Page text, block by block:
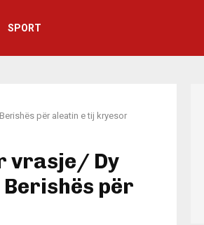
SPORT
për aleatin e tij kryesor
vrasje/ Dy
për